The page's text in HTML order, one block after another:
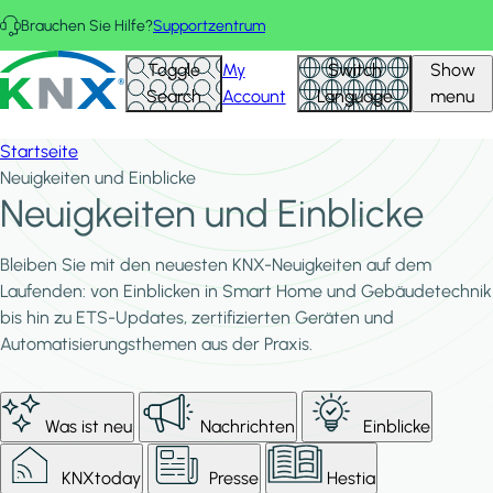
Direkt zum Inhalt
Brauchen Sie Hilfe?Supportzentrum
KNX - Homepage Toggle
Search
My
Account
Switch
Language
Show
menu
Startseite
Neuigkeiten und Einblicke
Neuigkeiten und Einblicke
Bleiben Sie mit den neuesten KNX-Neuigkeiten auf dem
Laufenden: von Einblicken in Smart Home und Gebäudetechnik
bis hin zu ETS-Updates, zertifizierten Geräten und
Automatisierungsthemen aus der Praxis.
Was ist neu Nachrichten Einblicke
KNXtoday Presse Hestia